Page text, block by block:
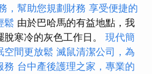
，幫助您規劃財務 享受便捷的
鬆 由於巴哈馬的有益地點，我
寒冷的灰色工作日。 現代簡
空間更放鬆 滅鼠清潔公司，為
務 台中產後護理之家，專業的